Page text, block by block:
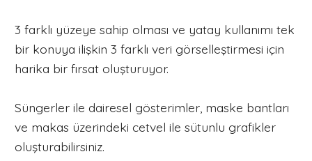
3 farklı yüzeye sahip olması ve yatay kullanımı tek
bir konuya ilişkin 3 farklı veri görselleştirmesi için
harika bir fırsat oluşturuyor.
Süngerler ile dairesel gösterimler, maske bantları
ve makas üzerindeki cetvel ile sütunlu grafikler
oluşturabilirsiniz.